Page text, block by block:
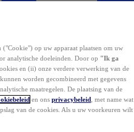
op uw apparaat plaatsen om uw
analytische doeleinden. Door op "Ik ga
en (ii) onze verdere verwerking van de
worden gecombineerd met gegevens
maatregelen. De plaatsing van de
en ons privacybeleid , met name wat
van de cookies. Als u uw voorkeuren wilt